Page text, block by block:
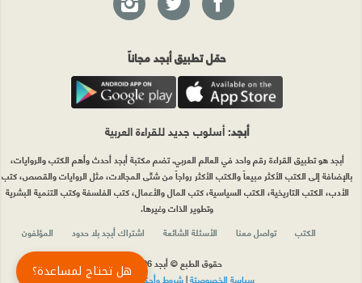
حمّل تطبيق أبجد مجاناً
أبجد: أسلوب جديد للقراءة العربية
أبجد هو تطبيق القراءة رقم واحد في العالم العربي. تضم مكتبة أبجد أحدث وأهم الكتب والروايات،
بالإضافة إلى الكتب الأكثر مبيعاً والكتب الأكثر رواجاً من شتّى المجالات، مثل الروايات والقصص، كتب
الأدب، الكتب التاريخية، الكتب السياسية، كتب المال والأعمال، كتب الفلسفة وكتب التنمية البشرية
وتطوير الذات وغيرها.
الكتب
تواصل معنا الأسئلة الشائعة اشتراك أبجد بلا حدود
المؤلفون
حقوق الطبع © أبجد 2026
سياسة الخصوصيّة|شروط وأحكام الاستخدامهل تحتاج لمساعدة؟